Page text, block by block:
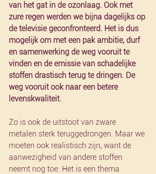
van het gat in de ozonlaag. Ook met
zure regen werden we bijna dagelijks op
de televisie geconfronteerd. Het is dus
mogelijk om met een pak ambitie, durf
en samenwerking de weg vooruit te
vinden en de emissie van schadelijke
stoffen drastisch terug te dringen. De
weg vooruit ook naar een betere
levenskwaliteit.
Zo is ook de uitstoot van zware
metalen sterk teruggedrongen. Maar we
moeten ook realistisch zijn, want de
aanwezigheid van andere stoffen
neemt nog toe. Het is een thema